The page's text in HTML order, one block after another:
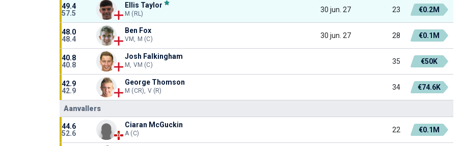
49.4
57.5
Ellis Taylor
M (RL) 30 jun. 27 23 €0.2M
48.0
48.4
Ben Fox
VM, M (C) 30 jun. 27 28 €0.1M
40.8
40.8
Josh Falkingham
M, VM (C) 35 €50K
42.9
42.9
George Thomson
M (CR), V (R) 34 €74.6K
Aanvallers
44.6
52.6
Ciaran McGuckin
A (C) 22 €0.1M